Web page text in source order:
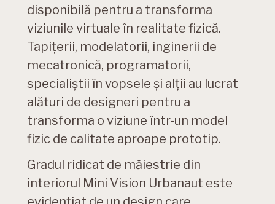
disponibilă pentru a transforma
viziunile virtuale în realitate fizică.
Tapiţerii, modelatorii, inginerii de
mecatronică, programatorii,
specialiştii în vopsele şi alţii au lucrat
alături de designeri pentru a
transforma o viziune într-un model
fizic de calitate aproape prototip.
Gradul ridicat de măiestrie din
interiorul Mini Vision Urbanaut este